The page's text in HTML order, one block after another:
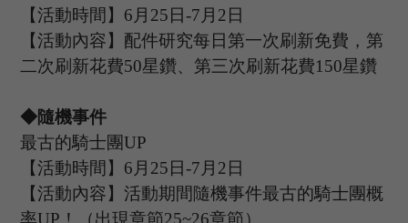
【活動時間】 6 月 25日-7 月 2 日
【活動內容】配件研究每日第一次刷新免費，第
二次刷新花費50星鑽、第三次刷新花費150星鑽
◆隨機事件
最古的騎士團UP
【活動時間】 6 月 25日-7 月 2 日
【活動內容】活動期間隨機事件最古的騎士團概
率UP ！（出現章節25~26章節）